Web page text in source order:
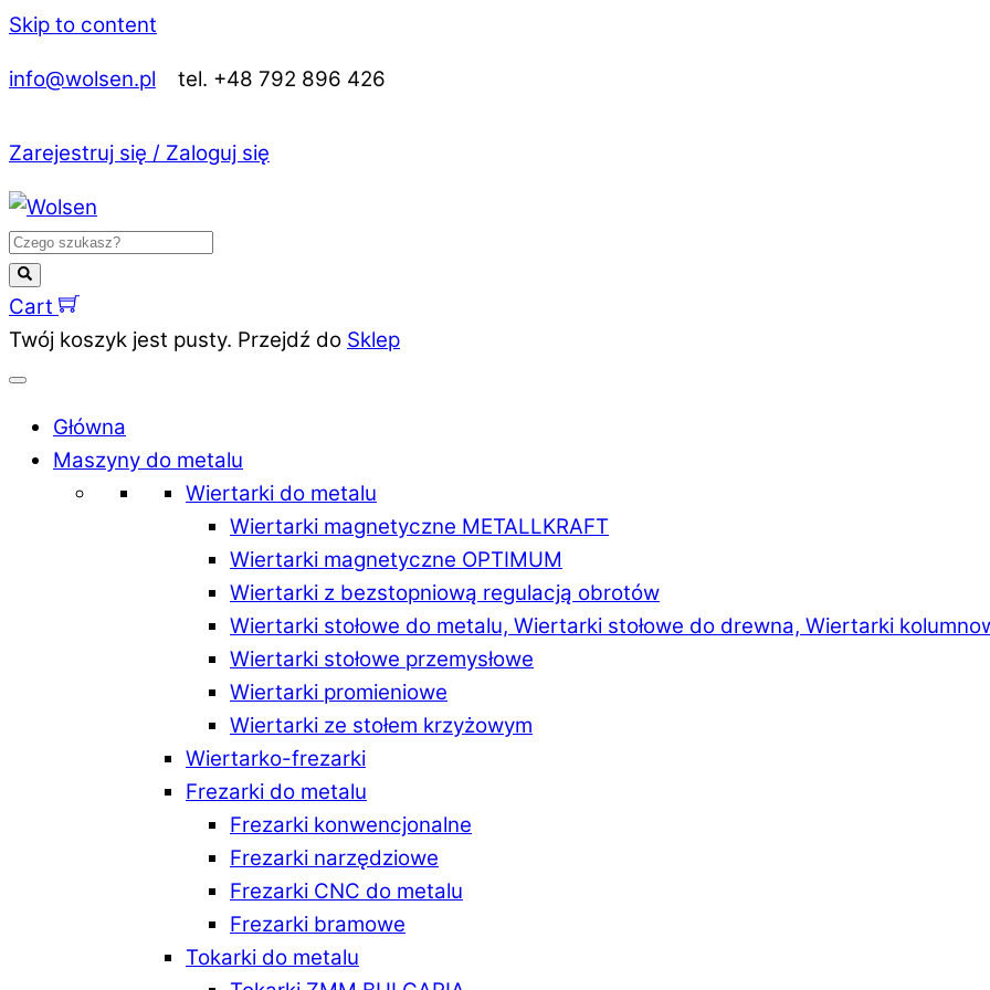
Skip to content
info@wolsen.pl tel. +48 792 896 426
Zarejestruj się / Zaloguj się
Cart
Twój koszyk jest pusty. Przejdź do Sklep
Główna
Maszyny do metalu
Wiertarki do metalu
Wiertarki magnetyczne METALLKRAFT
Wiertarki magnetyczne OPTIMUM
Wiertarki z bezstopniową regulacją obrotów
Wiertarki stołowe do metalu, Wiertarki stołowe do drewna, Wiertarki
Wiertarki stołowe przemysłowe
Wiertarki promieniowe
Wiertarki ze stołem krzyżowym
Wiertarko-frezarki
Frezarki do metalu
Frezarki konwencjonalne
Frezarki narzędziowe
Frezarki CNC do metalu
Frezarki bramowe
Tokarki do metalu